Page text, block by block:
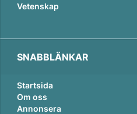
Vetenskap
SNABBLÄNKAR
Startsida
Om oss
Annonsera